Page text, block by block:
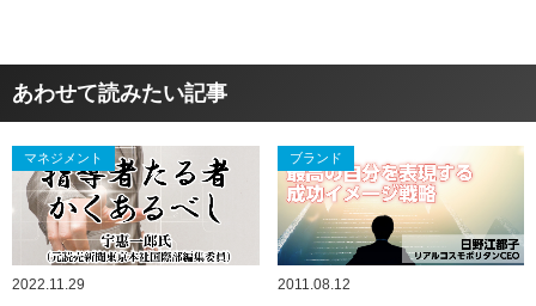
あわせて読みたい記事
マネジメント
2022.11.29
ブランド
2011.08.12